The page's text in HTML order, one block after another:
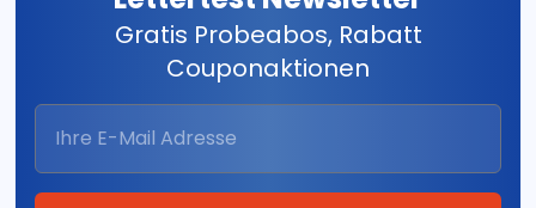
Gratis Probeabos, Rabatt
Couponaktionen